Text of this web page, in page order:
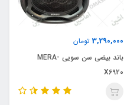
3,290,000 تومان
باند بیضی سن سویی MERA-
X6920